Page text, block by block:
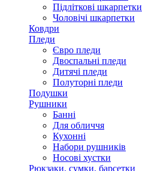
Підліткові шкарпетки
Чоловічі шкарпетки
Ковдри
Пледи
Євро пледи
Двоспальні пледи
Дитячі пледи
Полуторні пледи
Подушки
Рушники
Банні
Для обличчя
Кухонні
Набори рушників
Носові хустки
Рюкзаки, сумки, барсетки